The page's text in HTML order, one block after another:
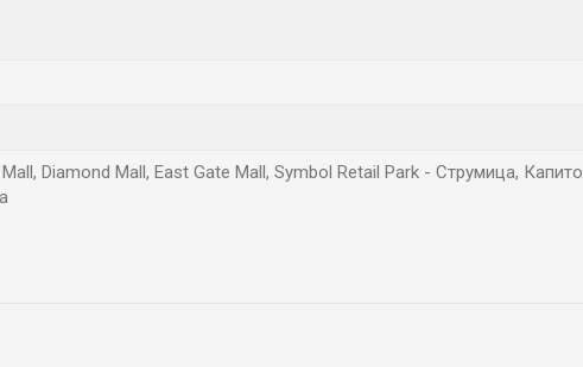
Diamond Mall, East Gate Mall, Symbol Retail Park - Струмица,